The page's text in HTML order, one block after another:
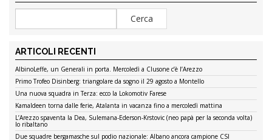
ARTICOLI RECENTI
AlbinoLeffe, un Generali in porta. Mercoledì a Clusone c’è l’Arezzo
Primo Trofeo Disinberg: triangolare da sogno il 29 agosto a Montello
Una nuova squadra in Terza: ecco la Lokomotiv Farese
Kamaldeen torna dalle ferie, Atalanta in vacanza fino a mercoledì mattina
L’Arezzo spaventa la Dea, Sulemana-Ederson-Krstovic (neo papà per la seconda volta)
lo ribaltano
Due squadre bergamasche sul podio nazionale: Albano ancora campione CSI